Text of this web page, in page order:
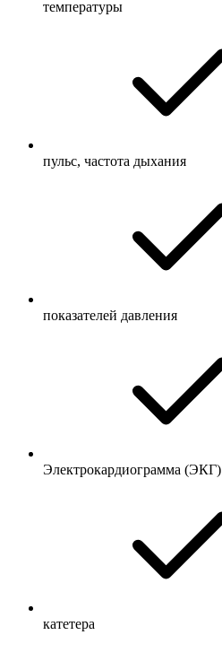
температуры
пульс, частота дыхания
показателей давления
Электрокардиограмма (ЭКГ)
катетера